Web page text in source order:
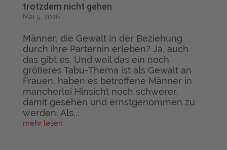
trotzdem nicht gehen
Mai 5, 2026
Männer, die Gewalt in der Beziehung
durch ihre Parternin erleben? Ja, auch
das gibt es. Und weil das ein noch
größeres Tabu-Thema ist als Gewalt an
Frauen, haben es betroffene Männer in
mancherlei Hinsicht noch schwerer,
damit gesehen und ernstgenommen zu
werden. Als...
mehr lesen